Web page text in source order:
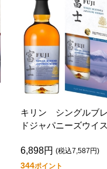
キリン シングルブ
ドジャパニーズウイ
ー付き）
6,898円 (税込7,587円)
344ポイント